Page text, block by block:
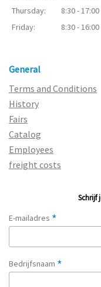
Thursday:
8:30 - 17:00
Friday:
8:30 - 16:00
General
Terms and Conditions
History
Fairs
Catalog
Employees
freight costs
Schrijf
E-mailadres *
Bedrijfsnaam *